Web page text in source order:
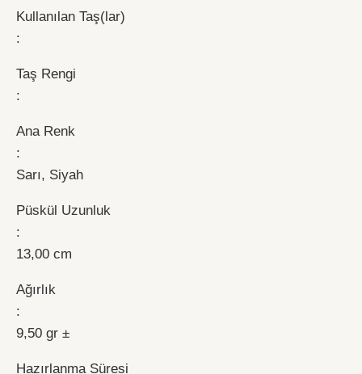
Kullanılan Taş(lar)
:
Taş Rengi
:
Ana Renk
:
Sarı, Siyah
Püskül Uzunluk
:
13,00 cm
Ağırlık
:
9,50 gr ±
Hazırlanma Süresi